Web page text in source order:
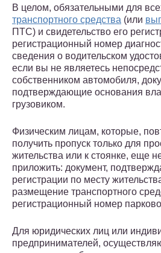
В целом, обязательными для
транспортного средства (или
ПТС) и свидетельство его
регистрационный номер
сведения о водительском
если вы не являетесь
собственником автомобиля,
подтверждающие основания
грузовиком.
Физическим лицам, которые,
получить пропуск только для
жительства или к стоянке, еще
приложить: документ,
регистрации по месту
размещение транспортного
регистрационный номер
Для юридических лиц или
предпринимателей,